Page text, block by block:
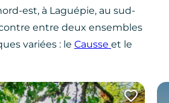
est, à Laguépie, au sud-
entre deux ensembles
variées : le Causse et le